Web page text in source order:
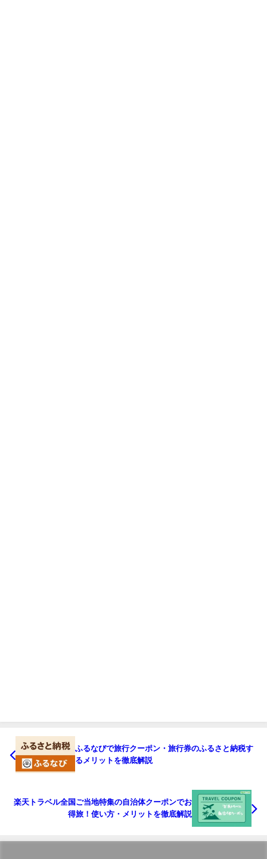
ふるなびで旅行クーポン・旅行券のふるさと納税す
るメリットを徹底解説
楽天トラベル全国ご当地特集の自治体クーポンでお
得旅！使い方・メリットを徹底解説